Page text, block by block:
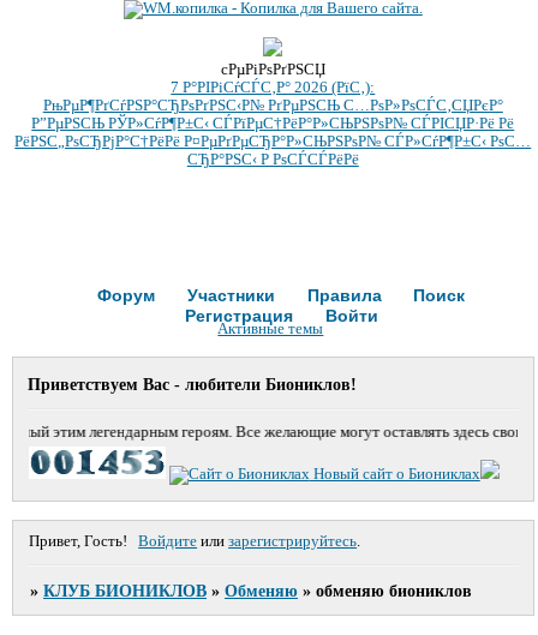
cРµРіРѕРґРЅСЏ
7 Р°РІРіСѓСЃС‚Р° 2026 (РїС‚):
РњРµР¶РґСѓРЅР°СЂРѕРґРЅС‹Р№ РґРµРЅСЊ С…РѕР»РѕСЃС‚СЏРєР°
Р”РµРЅСЊ РЎР»СѓР¶Р±С‹ СЃРїРµС†РёР°Р»СЊРЅРѕР№ СЃРІСЏР·Рё Рё
РёРЅС„РѕСЂРјР°С†РёРё Р¤РµРґРµСЂР°Р»СЊРЅРѕР№ СЃР»СѓР¶Р±С‹ РѕС…
СЂР°РЅС‹ Р РѕСЃСЃРёРё
Форум Участники Правила
Поиск
Регистрация
Войти
Активные темы
Приветствуем Вас - любители Биониклов!
этим легендарным героям. Все желающие могут оставлять здесь свои
Новый сайт о Биониклах
Привет, Гость! Войдите илизарегистрируйтесь.
»КЛУБ БИОНИКЛОВ »Обменяю »обменяю биониклов